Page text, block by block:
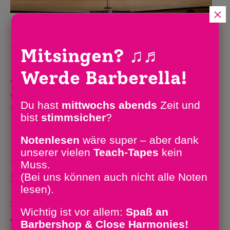
Die Barberellas proben ab sofort jeden
Mittwoch ab 19.30 an einem neuen
Ort. Die St. Laurentius Gemeinde hat
uns einen Raum im Kindergarten zur
Verfügung gestellt:
Roncallistr. 27, 53123 Bonn-Lessenich.
Wir freuen uns sehr über unser neues
Zuhause!
Zurzeit werden neue Lieder
einstudiert und einige Favoriten
Mitsingen? ♫♬
Werde Barberella!
Du hast mittwochs abends Zeit und
bist stimm­sicher?
Notenlesen wäre super – aber dank
unserer vielenTeach-Tapes kein
Muss.
(Bei uns können auch nicht alle Noten
lesen).
Wichtig ist vor allem:Spaß an
Barbershop & Close Harmonies!
×